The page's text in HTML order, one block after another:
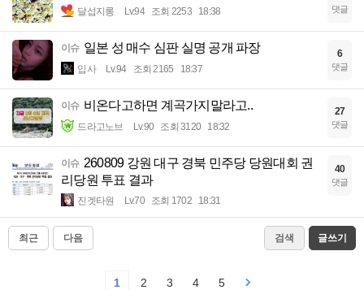
달섭지롱 Lv.94 조회 2253 18:38 댓글
이슈 일본 성 매수 심판 실명 공개 파장
입사 Lv.94 조회 2165 18:37
6
댓글
이슈 비온다고하면 계곡가지말라고..
드라고노브 Lv.90 조회 3120 18:32
27
댓글
이슈 260809 강원 대구 경북 민주당 당원대회 권
리당원 투표 결과
진겟타원 Lv.70 조회 1702 18:31
40
댓글
최근 다음 검색 글쓰기
1 2 3 4 5